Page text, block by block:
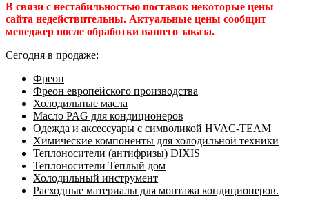
В связи с нестабильностью поставок некоторые цены
сайта недействительны. Актуальные цены сообщит
менеджер после обработки вашего заказа.
Сегодня в продаже:
Фреон
Фреон европейского производства
Холодильные масла
Масло PAG для кондиционеров
Одежда и аксессуары с символикой HVAC-TEAM
Химические компоненты для холодильной техники
Теплоносители (антифризы) DIXIS
Теплоносители Теплый дом
Холодильный инструмент
Расходные материалы для монтажа кондиционеров.